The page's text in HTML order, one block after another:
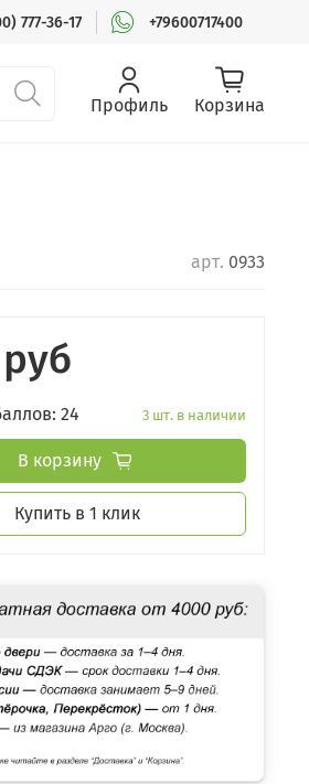
777-36-17 +79600717400
Профиль Корзина
арт. 0933
24 3 шт. в наличии
В корзину
Купить в 1 клик